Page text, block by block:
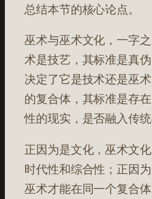
总结本节的核心论点。
巫术与巫术文化，一字
术是技艺，其标准是真
决定了它是技术还是巫
的复合体，其标准是存
性的现实，是否融入传统
正因为是文化，巫术文化
时代性和综合性；正因
巫术才能在同一个复合